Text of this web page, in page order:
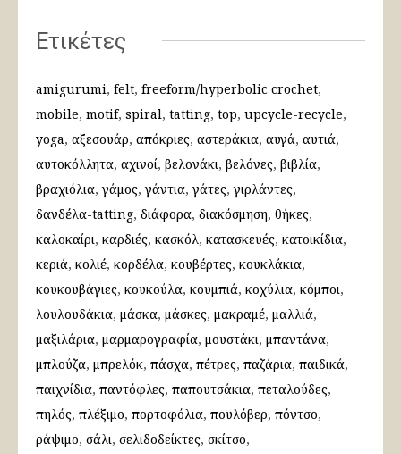
Ετικέτες
amigurumi felt freeform/hyperbolic crochet
mobile motif spiral tatting top upcycle-recycle
yoga αξεσουάρ απόκριες αστεράκια αυγά αυτιά
αυτοκόλλητα αχινοί βελονάκι βελόνες βιβλία
βραχιόλια γάμος γάντια γάτες γιρλάντες
δανδέλα-tatting διάφορα διακόσμηση θήκες
καλοκαίρι καρδιές κασκόλ κατασκευές κατοικίδια
κεριά κολιέ κορδέλα κουβέρτες κουκλάκια
κουκουβάγιες κουκούλα κουμπιά κοχύλια κόμποι
λουλουδάκια μάσκα μάσκες μακραμέ μαλλιά
μαξιλάρια μαρμαρογραφία μουστάκι μπαντάνα
μπλούζα μπρελόκ πάσχα πέτρες παζάρια παιδικά
παιχνίδια παντόφλες παπουτσάκια πεταλούδες
πηλός πλέξιμο πορτοφόλια πουλόβερ πόντσο
ράψιμο σάλι σελιδοδείκτες σκίτσο